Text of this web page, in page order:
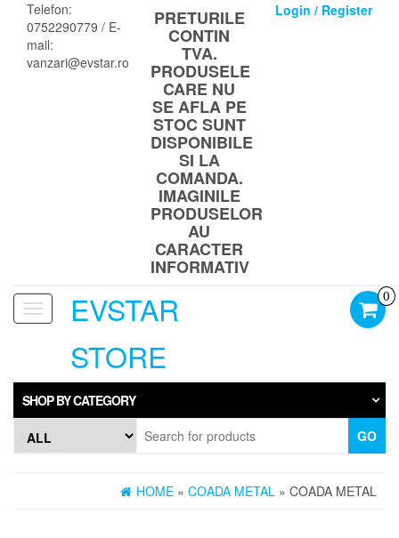
content
Telefon:
0752290779 / E-
mail:
vanzari@evstar.ro
PRETURILE
CONTIN
TVA.
PRODUSELE
CARE NU
SE AFLA PE
STOC SUNT
DISPONIBILE
SI LA
COMANDA.
IMAGINILE
PRODUSELOR
AU
CARACTER
INFORMATIV
Login / Register
Toggle
navigationEVSTAR
STORE
0
SHOP BY CATEGORY
GO
HOME » COADA METAL » COADA METAL